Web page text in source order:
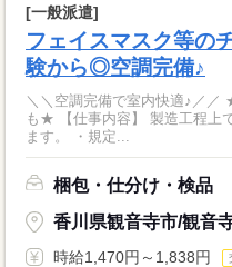
[一般派遣]
フェイスマスク等の
験から◎空調完備♪
＼＼空調完備で室内快適♪／／ ★交替勤務 協力手当金（1万円/月）
も★ 【仕事内容】 製造工程上で検査・記録業務を担当していただき
ます。 ・規定...
梱包・仕分け・検品
香川県観音寺市/観音
時給1,470円～1,838円